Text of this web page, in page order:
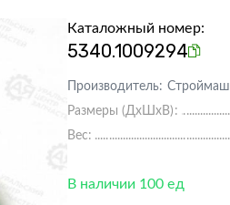
Каталожный номер:
5340.1009294
Производитель: Строймаш
Размеры (ДхШхВ):
Вес:
В наличии 100 ед